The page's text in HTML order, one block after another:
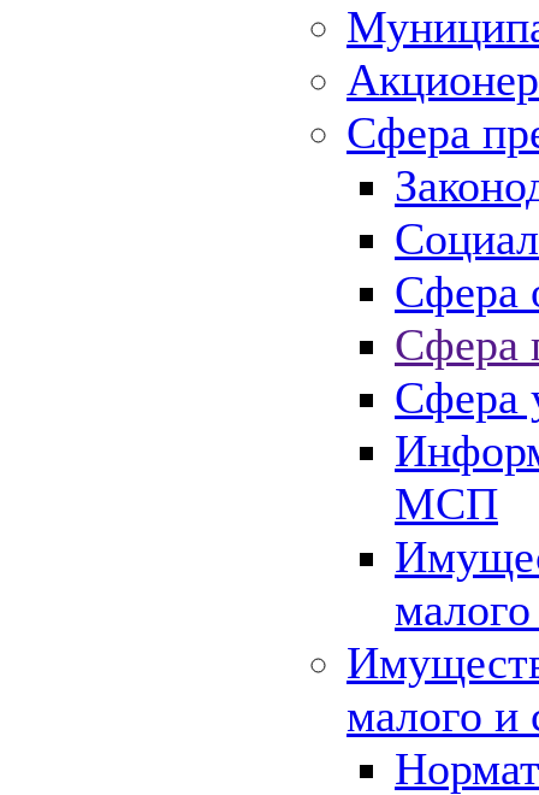
Сфера
Сфера
Сфера
Сфера
МСП
малого и